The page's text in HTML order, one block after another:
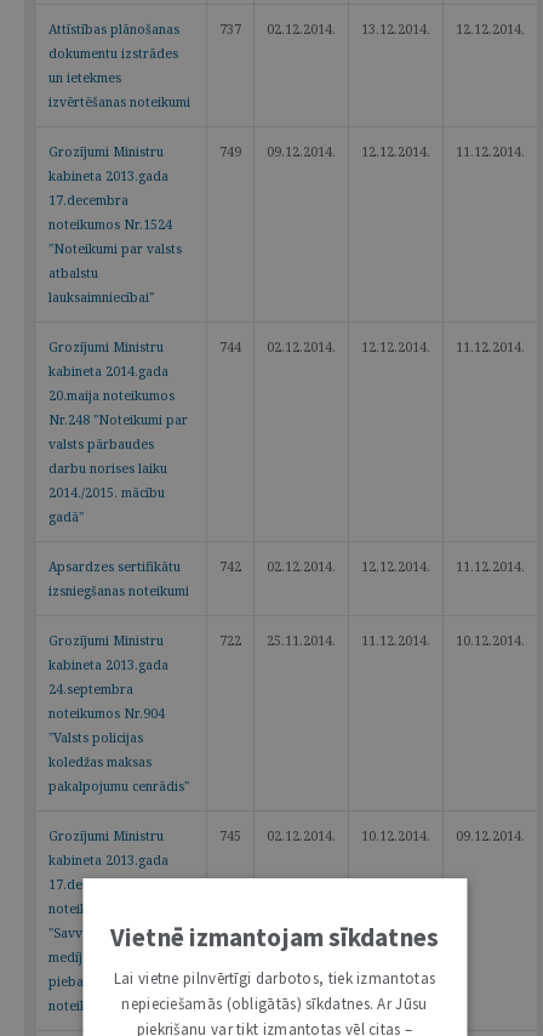
Attīstības plānošanas
dokumentu izstrādes
un ietekmes
izvērtēšanas noteikumi
737 02.12.2014. 13.12.2014. 12.12.2014.
Grozījumi Ministru
kabineta 2013.gada
17.decembra
noteikumos Nr.1524
"Noteikumi par valsts
atbalstu
lauksaimniecībai"
749 09.12.2014. 12.12.2014. 11.12.2014.
Grozījumi Ministru
kabineta 2014.gada
20.maija noteikumos
Nr.248 "Noteikumi par
valsts pārbaudes
darbu norises laiku
2014./2015. mācību
gadā"
744 02.12.2014. 12.12.2014. 11.12.2014.
Apsardzes sertifikātu
izsniegšanas noteikumi
742 02.12.2014. 12.12.2014. 11.12.2014.
Grozījumi Ministru
kabineta 2013.gada
24.septembra
noteikumos Nr.904
"Valsts policijas
koledžas maksas
pakalpojumu cenrādis"
722 25.11.2014. 11.12.2014. 10.12.2014.
Grozījumi Ministru
kabineta 2013.gada
17.decembra
noteikumos Nr.1483
"Savvaļā dzīvojošo
medījamo dzīvnieku
piebarošanas
noteikumi"
745 02.12.2014. 10.12.2014. 09.12.2014.
Vietnē izmantojam sīkdatnes
Lai vietne pilnvērtīgi darbotos, tiek izmantotas
nepieciešamās (obligātās) sīkdatnes. Ar Jūsu
piekrišanu var tikt izmantotas vēl citas –